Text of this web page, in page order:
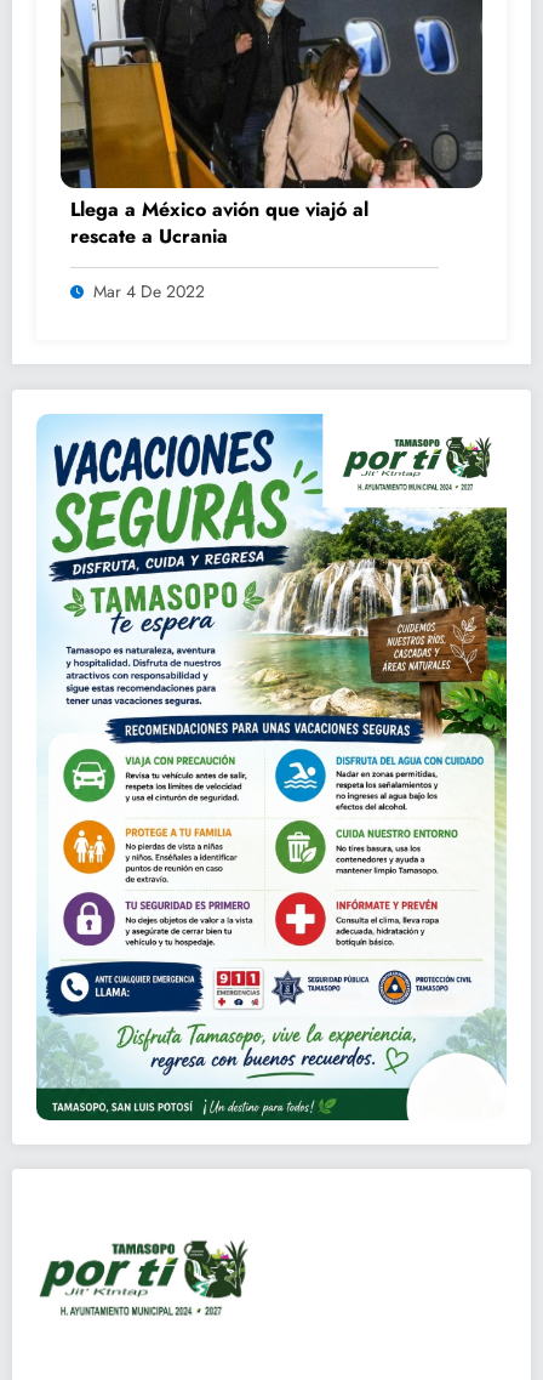
Llega a México avión que viajó al
rescate a Ucrania
Mar 4 De 2022